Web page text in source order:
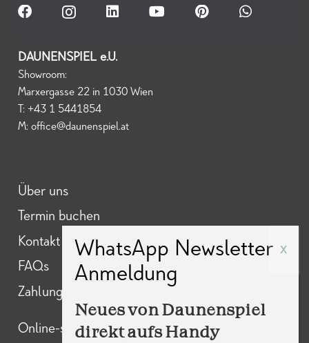
DAUNENSPIEL e.U.
Showroom:
Marxergasse 22 in 1030 Wien
T: +43 1 5441854
M: office@daunenspiel.at
Über uns
Termin buchen
Kontakt
FAQs
Zahlungsarten
Online-shop
Neues von Daunenspiel
direkt aufs Handy